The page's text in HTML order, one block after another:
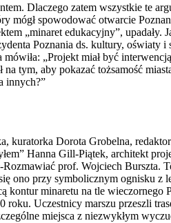
Dlaczego zatem wszystkie te
mógł spowodować otwarcie
„minaret edukacyjny”, upadały.
Poznania ds. kultury, oświaty i
„Projekt miał być
tym, aby pokazać tożsamość
innych?”
kuratorka Dorota Grobelna,
Hanna Gill-Piątek, architekt
prof. Wojciech Burszta.
ono przy symbolicznym ognisku z
kontur minaretu na tle wieczornego
Uczestnicy marszu przeszli
miejsca z niezwykłym